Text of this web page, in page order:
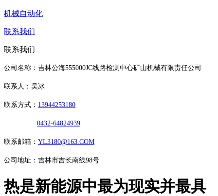
机械自动化
联系我们
联系我们
公司名称：吉林公海555000JC线路检测中心矿山机械有限责任公司
联系人：吴冰
联系方式： 13944253180
0432-64824939
联系邮箱： YL3180@163.COM
公司地址：吉林市吉长南线98号
热是新能源中最为现实并最具